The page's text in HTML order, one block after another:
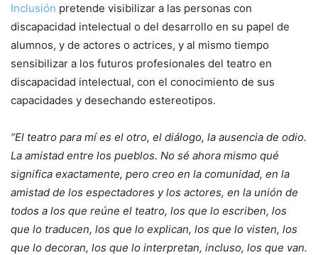
Inclusión pretende visibilizar a las personas con
discapacidad intelectual o del desarrollo en su papel de
alumnos, y de actores o actrices, y al mismo tiempo
sensibilizar a los futuros profesionales del teatro en
discapacidad intelectual, con el conocimiento de sus
capacidades y desechando estereotipos.
“El teatro para mí es el otro, el diálogo, la ausencia de odio.
La amistad entre los pueblos. No sé ahora mismo qué
significa exactamente, pero creo en la comunidad, en la
amistad de los espectadores y los actores, en la unión de
todos a los que reúne el teatro, los que lo escriben, los
que lo traducen, los que lo explican, los que lo visten, los
que lo decoran, los que lo interpretan, incluso, los que van.